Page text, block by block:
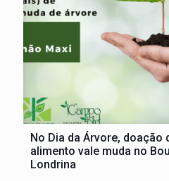
No Dia da Árvore, doação
alimento vale muda no
Londrina